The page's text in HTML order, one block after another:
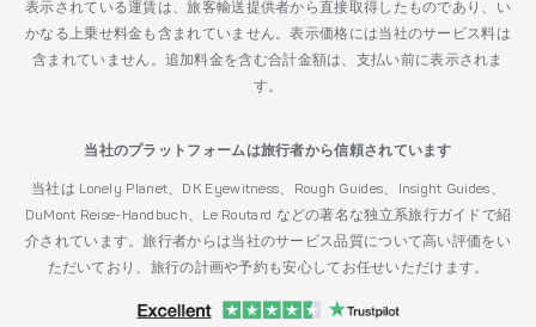
表示されている運賃は、旅客輸送提供者から直接取得したものであり、い
かなる上乗せ料金も含まれていません。表示価格には当社のサービス料は
含まれていません。追加料金を含む合計金額は、支払い前に表示されま
す。
当社のプラットフォームは旅行者から信頼されています
当社は Lonely Planet、DK Eyewitness、Rough Guides、Insight Guides、
DuMont Reise-Handbuch、Le Routard などの著名な独立系旅行ガイドで紹
介されています。旅行者からは当社のサービス品質について高い評価をい
ただいており、旅行の計画や予約も安心してお任せいただけます。